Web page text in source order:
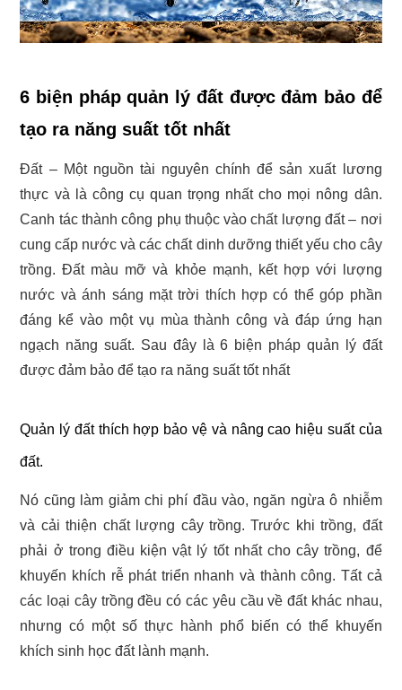
6 biện pháp quản lý đất được đảm bảo để
tạo ra năng suất tốt nhất
Đất – Một nguồn tài nguyên chính để sản xuất lương
thực và là công cụ quan trọng nhất cho mọi nông dân.
Canh tác thành công phụ thuộc vào chất lượng đất – nơi
cung cấp nước và các chất dinh dưỡng thiết yếu cho cây
trồng. Đất màu mỡ và khỏe mạnh, kết hợp với lượng
nước và ánh sáng mặt trời thích hợp có thể góp phần
đáng kể vào một vụ mùa thành công và đáp ứng hạn
ngạch năng suất. Sau đây là 6 biện pháp quản lý đất
được đảm bảo để tạo ra năng suất tốt nhất
Quản lý đất thích hợp bảo vệ và nâng cao hiệu suất của
đất.
Nó cũng làm giảm chi phí đầu vào, ngăn ngừa ô nhiễm
và cải thiện chất lượng cây trồng. Trước khi trồng, đất
phải ở trong điều kiện vật lý tốt nhất cho cây trồng, để
khuyến khích rễ phát triển nhanh và thành công. Tất cả
các loại cây trồng đều có các yêu cầu về đất khác nhau,
nhưng có một số thực hành phổ biến có thể khuyến
khích sinh học đất lành mạnh.